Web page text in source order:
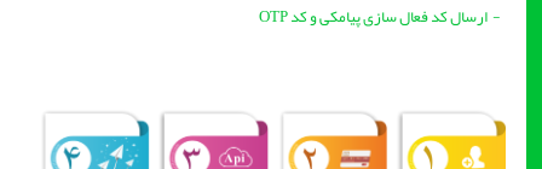
- ارسال کد فعال سازی پیامکی و کد OTP